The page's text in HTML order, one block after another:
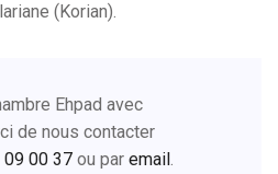
(Korian).
Ehpad avec
de nous contacter
09 00 37 ou par email.